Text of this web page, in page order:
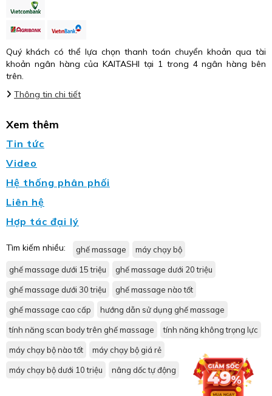
Quý khách có thể lựa chọn thanh toán chuyển khoản qua tài
khoản ngân hàng của KAITASHI tại 1 trong 4 ngân hàng bên
trên.
Thông tin chi tiết
Xem thêm
Tin tức
Video
Hệ thống phân phối
Liên hệ
Hợp tác đại lý
Tìm kiếm nhiều: ghế massage máy chạy bộ
ghế massage dưới 15 triệu ghế massage dưới 20 triệu
ghế massage dưới 30 triệu ghế massage nào tốt
ghế massage cao cấp hướng dẫn sử dụng ghế massage
tính năng scan body trên ghế massage tính năng không trọng lực
máy chạy bộ nào tốt máy chạy bộ giá rẻ
máy chạy bộ dưới 10 triệu nâng dốc tự động